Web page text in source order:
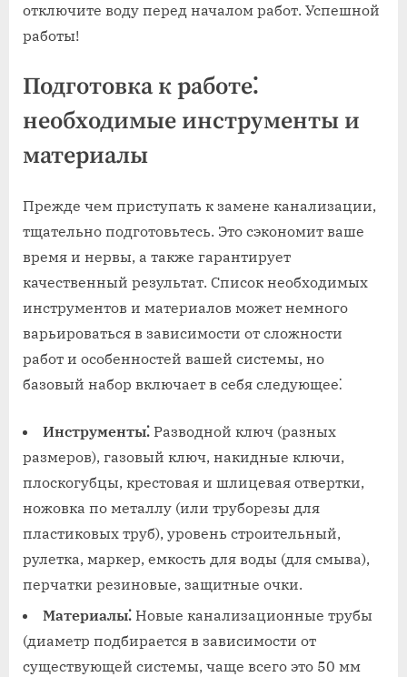
отключите воду перед началом работ. Успешной
работы!
Подготовка к работе⁚
необходимые инструменты и
материалы
Прежде чем приступать к замене канализации‚
тщательно подготовьтесь. Это сэкономит ваше
время и нервы‚ а также гарантирует
качественный результат. Список необходимых
инструментов и материалов может немного
варьироваться в зависимости от сложности
работ и особенностей вашей системы‚ но
базовый набор включает в себя следующее⁚
Инструменты⁚ Разводной ключ (разных
размеров)‚ газовый ключ‚ накидные ключи‚
плоскогубцы‚ крестовая и шлицевая отвертки‚
ножовка по металлу (или труборезы для
пластиковых труб)‚ уровень строительный‚
рулетка‚ маркер‚ емкость для воды (для смыва)‚
перчатки резиновые‚ защитные очки.
Материалы⁚ Новые канализационные трубы
(диаметр подбирается в зависимости от
существующей системы‚ чаще всего это 50 мм